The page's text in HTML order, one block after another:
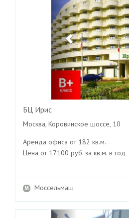
БЦ Ирис
Москва, Коровинское шоссе, 10
Аренда офиса от 182 кв.м.
Цена от 17100 руб. за кв.м. в год
Моссельмаш
Previous